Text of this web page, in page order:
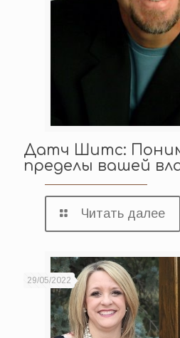
Датч Шитс:
пределы вашей
Читать далее
29/05/2022